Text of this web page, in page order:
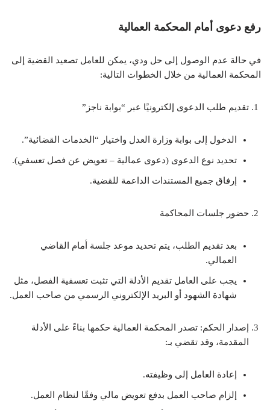
رفع دعوى أمام المحكمة العمالية
في حالة عدم الوصول إلى حل ودي، يمكن للعامل تصعيد القضية إلى
المحكمة العمالية من خلال الخطوات التالية:
تقديم طلب الدعوى إلكترونيًا عبر “بوابة ناجز”
الدخول إلى بوابة وزارة العدل واختيار “الخدمات القضائية”.
تحديد نوع الدعوى (دعوى عمالية – تعويض عن فصل تعسفي).
إرفاق جميع المستندات الداعمة للقضية.
حضور جلسات المحاكمة
بعد تقديم الطلب، يتم تحديد موعد جلسة أمام القاضي
العمالي.
يجب على العامل تقديم الأدلة التي تثبت تعسفية الفصل، مثل
شهادة الشهود أو البريد الإلكتروني الرسمي من صاحب العمل.
إصدار الحكم: تصدر المحكمة العمالية حكمها بناءً على الأدلة
المقدمة، وقد تقضي بـ:
إعادة العامل إلى وظيفته.
إلزام صاحب العمل بدفع تعويض مالي وفقًا لنظام العمل.